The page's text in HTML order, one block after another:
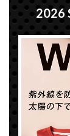
2026